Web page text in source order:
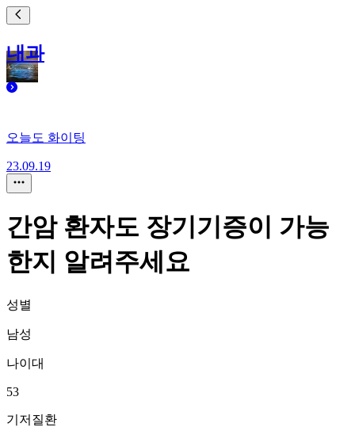
내과
오늘도 화이팅
23.09.19
간암 환자도 장기기증이 가능
한지 알려주세요
성별
남성
나이대
53
기저질환